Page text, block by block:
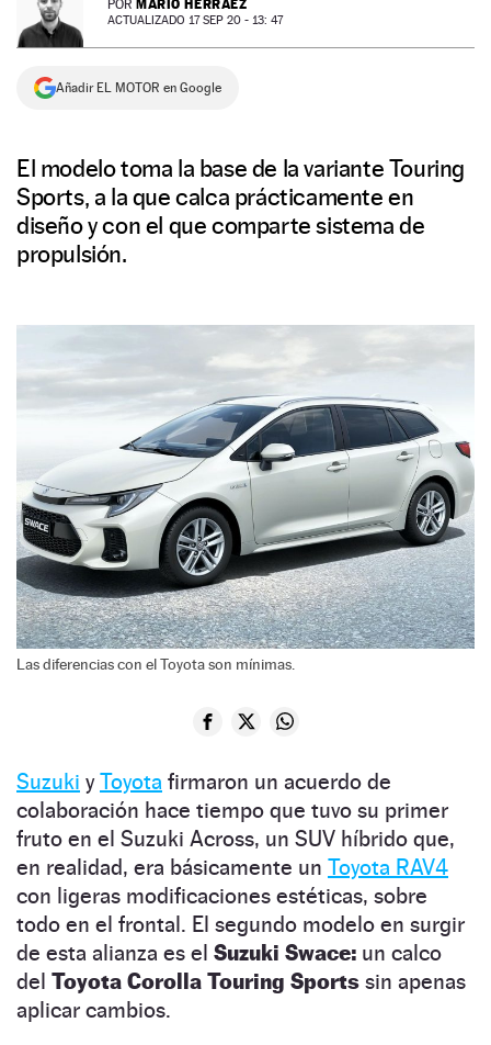
NEWSLETTER
SÍGUENOS
POR MARIO HERRÁEZ
ACTUALIZADO 17 SEP 20 - 13: 47
Añadir EL MOTOR en Google
El modelo toma la base de la variante Touring
Sports, a la que calca prácticamente en
diseño y con el que comparte sistema de
propulsión.
Las diferencias con el Toyota son mínimas.
Suzuki yToyota firmaron un acuerdo de
colaboración hace tiempo que tuvo su primer
fruto en el Suzuki Across, un SUV híbrido que,
en realidad, era básicamente un Toyota RAV4
con ligeras modificaciones estéticas, sobre
todo en el frontal. El segundo modelo en surgir
de esta alianza es el Suzuki Swace: un calco
del Toyota Corolla Touring Sports sin apenas
aplicar cambios.